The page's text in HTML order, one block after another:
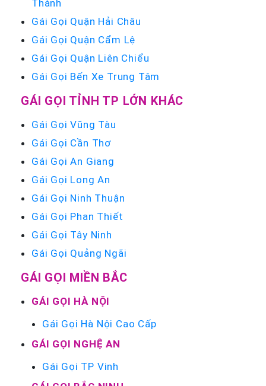
Thành
Gái Gọi Quận Hải Châu
Gái Gọi Quận Cẩm Lệ
Gái Gọi Quận Liên Chiểu
Gái Gọi Bến Xe Trung Tâm
GÁI GỌI TỈNH TP LỚN KHÁC
Gái Gọi Vũng Tàu
Gái Gọi Cần Thơ
Gái Gọi An Giang
Gái Gọi Long An
Gái Gọi Ninh Thuận
Gái Gọi Phan Thiết
Gái Gọi Tây Ninh
Gái Gọi Quảng Ngãi
GÁI GỌI MIỀN BẮC
GÁI GỌI HÀ NỘI
Gái Gọi Hà Nội Cao Cấp
GÁI GỌI NGHỆ AN
Gái Gọi TP Vinh